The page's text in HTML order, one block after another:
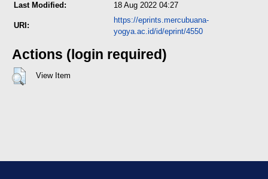
Last Modified:
18 Aug 2022 04:27
URI:
https://eprints.mercubuana-
yogya.ac.id/id/eprint/4550
Actions (login required)
View Item